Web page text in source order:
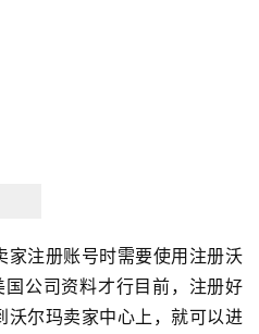
注册账号时需要使用注册沃
公司资料才行目前，注册好
沃尔玛卖家中心上，就可以进